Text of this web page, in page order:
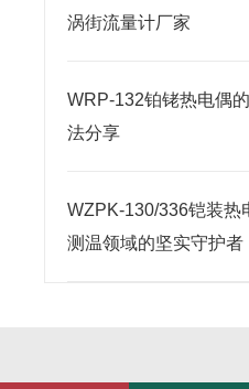
涡街流量计厂家
WRP-132铂铑热电偶
法分享
WZPK-130/336铠装热
测温领域的坚实守护者